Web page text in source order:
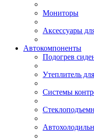
Мониторы
Аксессуары
Автокомпоненты
Подогрев
Утеплитель
Системы